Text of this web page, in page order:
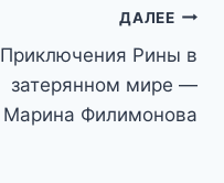
ДАЛЕЕ
Приключения Рины в
затерянном мире —
Марина Филимонова